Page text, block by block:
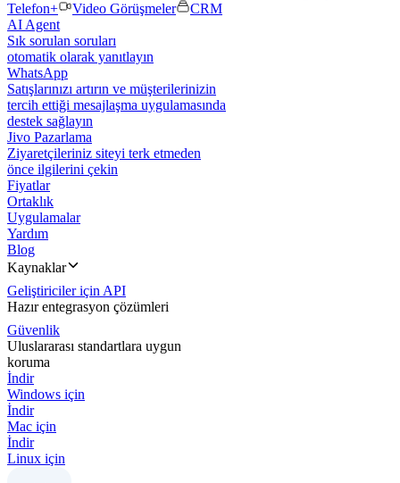
Telefon+
Video Görüşmeler
CRM
AI Agent
Sık sorulan soruları
otomatik olarak yanıtlayın
WhatsApp
Satışlarınızı artırın ve müşterilerinizin
tercih ettiği mesajlaşma uygulamasında
destek sağlayın
Jivo Pazarlama
Ziyaretçileriniz siteyi terk etmeden
önce ilgilerini çekin
Fiyatlar
Ortaklık
Uygulamalar
Yardım
Blog
Kaynaklar
Geliştiriciler için API
Hazır entegrasyon çözümleri
Güvenlik
Uluslararası standartlara uygun
koruma
İndir
Windows için
İndir
Mac için
İndir
Linux için